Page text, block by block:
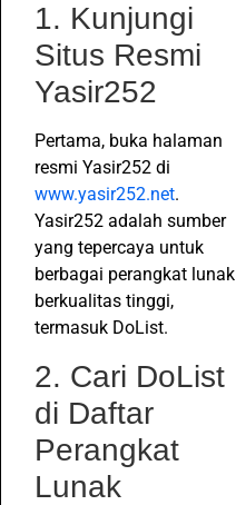
1. Kunjungi
Situs Resmi
Yasir252
Pertama, buka halaman
resmi Yasir252 di
www.yasir252.net.
Yasir252 adalah sumber
yang tepercaya untuk
berbagai perangkat lunak
berkualitas tinggi,
termasuk DoList.
2. Cari DoList
di Daftar
Perangkat
Lunak